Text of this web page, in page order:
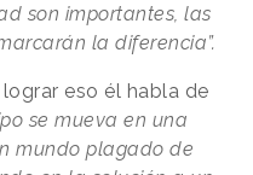
son importantes, las
la diferencia”.
lograr eso él habla de
se mueva en una
mundo plagado de